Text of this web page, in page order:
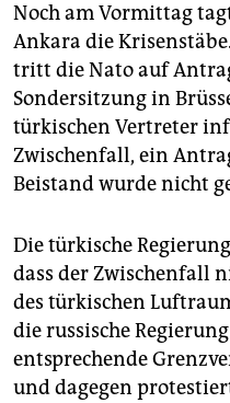
Noch am Vormittag
Ankara die
tritt die Nato auf
Sondersitzung in
türkischen Vertreter
Zwischenfall, ein
Beistand wurde nicht
Die türkische
dass der Zwischenfall
des türkischen
die russische
entsprechende
und dagegen